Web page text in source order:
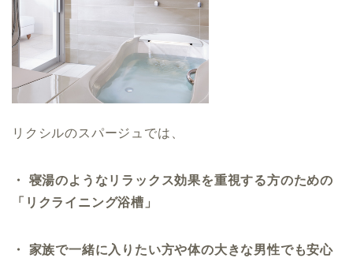
リクシルのスパージュでは、
・ 寝湯のようなリラックス効果を重視する方のための
「リクライニング浴槽」
・ 家族で一緒に入りたい方や体の大きな男性でも安心